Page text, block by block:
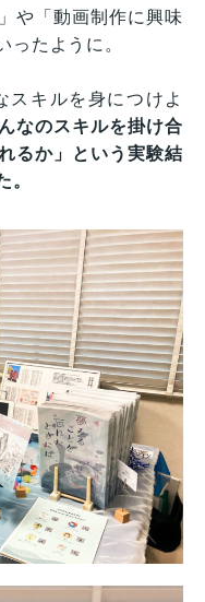
や「動画制作に興味
たように。
スキルを身につけよ
んなのスキルを掛け合
るか」という実験結
。